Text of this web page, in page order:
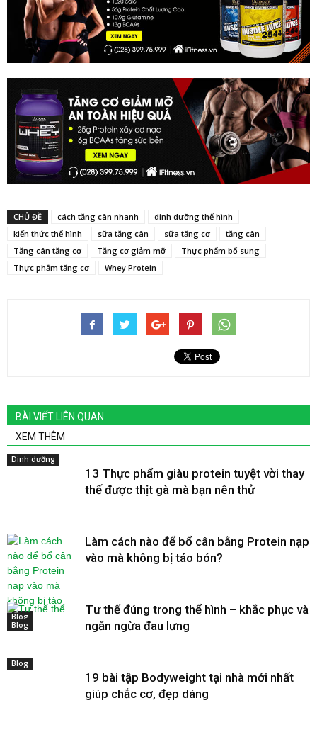
CHỦ ĐỀ cách tăng cân nhanh
dinh dưỡng thể hình
kiến thức thể hình
sữa tăng cân sữa tăng cơ
tăng cân
Tăng cân tăng cơ
Tăng cơ giảm mỡ
Thực phẩm bổ sung
Thực phẩm tăng cơ
Whey Protein
BÀI VIẾT LIÊN QUAN
XEM THÊM
Dinh dưỡng
13 Thực phẩm giàu protein tuyệt vời thay
thế được thịt gà mà bạn nên thử
Blog
Làm cách nào để bổ cân bằng Protein nạp
vào mà không bị táo bón?
Blog
Tư thế đúng trong thể hình – khắc phục và
ngăn ngừa đau lưng
Blog
19 bài tập Bodyweight tại nhà mới nhất
giúp chắc cơ, đẹp dáng